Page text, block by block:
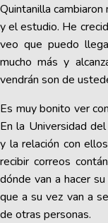
Quintanilla
y el estudio. He
veo que puedo
mucho más y
vendrán son de
Es muy bonito ver
En la Universidad
y la relación con
recibir correos
dónde van a hacer
que a su vez van a
de otras personas.